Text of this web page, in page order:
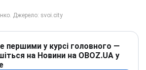
першими у курсі головного —
на Новини на OBOZ.UA у